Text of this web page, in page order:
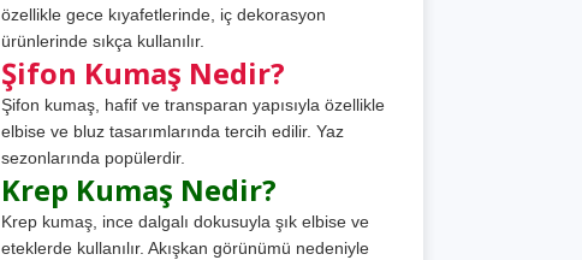
özellikle gece kıyafetlerinde, iç dekorasyon
ürünlerinde sıkça kullanılır.
Şifon Kumaş Nedir?
Şifon kumaş, hafif ve transparan yapısıyla özellikle
elbise ve bluz tasarımlarında tercih edilir. Yaz
sezonlarında popülerdir.
Krep Kumaş Nedir?
Krep kumaş, ince dalgalı dokusuyla şık elbise ve
eteklerde kullanılır. Akışkan görünümü nedeniyle